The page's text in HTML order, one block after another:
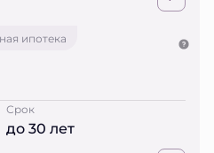
ипотека
Срок
до 30 лет